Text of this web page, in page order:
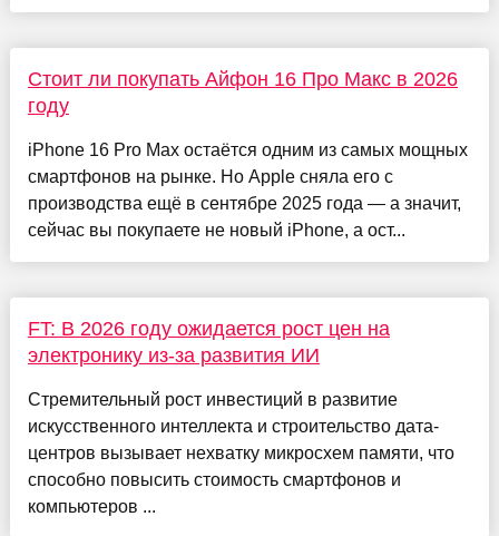
Стоит ли покупать Айфон 16 Про Макс в 2026
году
iPhone 16 Pro Max остаётся одним из самых мощных
смартфонов на рынке. Но Apple сняла его с
производства ещё в сентябре 2025 года — а значит,
сейчас вы покупаете не новый iPhone, а ост...
FT: В 2026 году ожидается рост цен на
электронику из-за развития ИИ
Стремительный рост инвестиций в развитие
искусственного интеллекта и строительство дата-
центров вызывает нехватку микросхем памяти, что
способно повысить стоимость смартфонов и
компьютеров ...